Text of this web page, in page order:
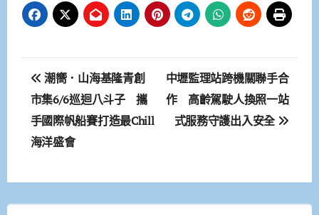
文
章
導
潮嚮．山海基隆青創
市集6/6巡迴八斗子 攜
手國際帆船賽打造最Chill
海洋盛會
中壢監理站跨機關聯手合
作 高齡駕駛人換照一站
式服務守護出入安全